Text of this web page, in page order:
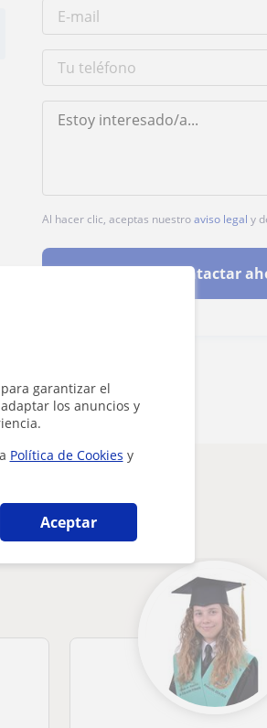
garantizar el
los anuncios y
Política de Cookies y
Aceptar
Al hacer clic, aceptas nuestroaviso legal y
Contactar